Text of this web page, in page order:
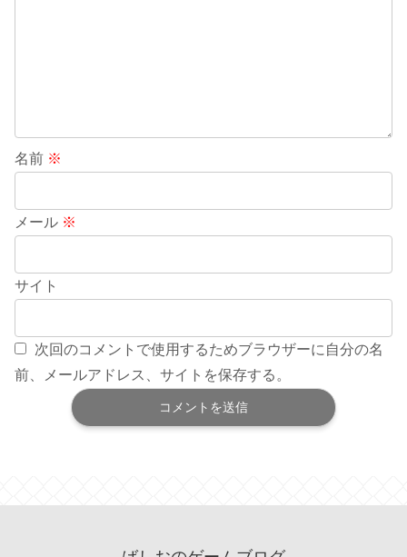
名前 ※
メール ※
サイト
次回のコメントで使用するためブラウザーに自分の名
前、メールアドレス、サイトを保存する。